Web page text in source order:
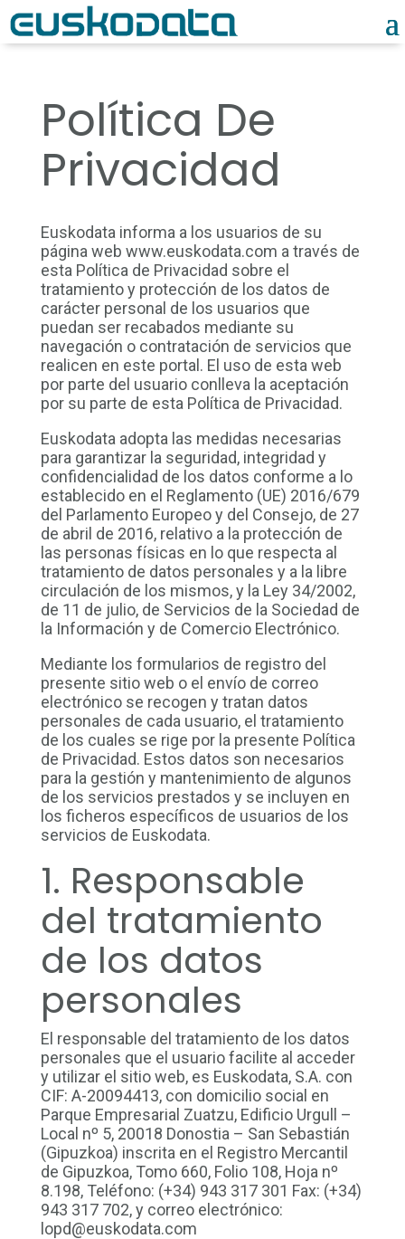
Política De
Privacidad
Euskodata informa a los usuarios de su
página web www.euskodata.com a través de
esta Política de Privacidad sobre el
tratamiento y protección de los datos de
carácter personal de los usuarios que
puedan ser recabados mediante su
navegación o contratación de servicios que
realicen en este portal. El uso de esta web
por parte del usuario conlleva la aceptación
por su parte de esta Política de Privacidad.
Euskodata adopta las medidas necesarias
para garantizar la seguridad, integridad y
confidencialidad de los datos conforme a lo
establecido en el Reglamento (UE) 2016/679
del Parlamento Europeo y del Consejo, de 27
de abril de 2016, relativo a la protección de
las personas físicas en lo que respecta al
tratamiento de datos personales y a la libre
circulación de los mismos, y la Ley 34/2002,
de 11 de julio, de Servicios de la Sociedad de
la Información y de Comercio Electrónico.
Mediante los formularios de registro del
presente sitio web o el envío de correo
electrónico se recogen y tratan datos
personales de cada usuario, el tratamiento
de los cuales se rige por la presente Política
de Privacidad. Estos datos son necesarios
para la gestión y mantenimiento de algunos
de los servicios prestados y se incluyen en
los ficheros específicos de usuarios de los
servicios de Euskodata.
1. Responsable
del tratamiento
de los datos
personales
El responsable del tratamiento de los datos
personales que el usuario facilite al acceder
y utilizar el sitio web, es Euskodata, S.A. con
CIF: A-20094413, con domicilio social en
Parque Empresarial Zuatzu, Edificio Urgull –
Local nº 5, 20018 Donostia – San Sebastián
(Gipuzkoa) inscrita en el Registro Mercantil
de Gipuzkoa, Tomo 660, Folio 108, Hoja nº
8.198, Teléfono: (+34) 943 317 301 Fax: (+34)
943 317 702, y correo electrónico:
lopd@euskodata.com